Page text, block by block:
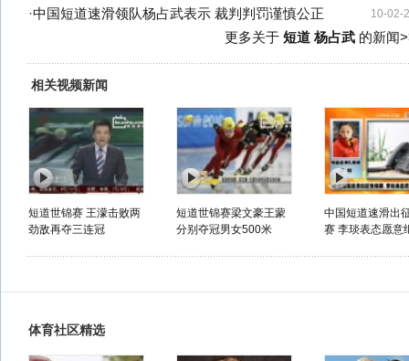
10-02-
·中国短道速滑领队杨占武表示 裁判判罚谨慎公正
更多关于 短道 杨占武的新闻
相关视频新闻
短道世锦赛 王濛击败两
劲敌再夺三连冠
短道世锦赛梁文豪王蒙
分别夺冠男女500米
中国短道速滑出
赛 李琰表态愿意
体育社区精选